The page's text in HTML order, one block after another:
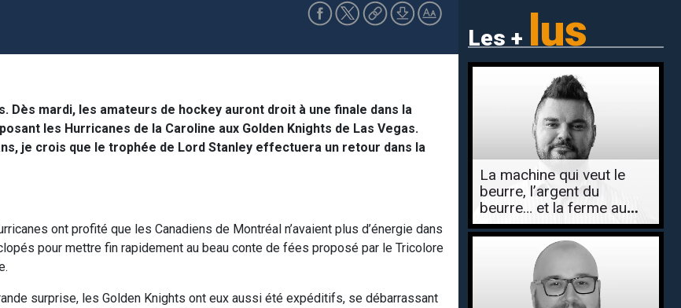
Les + lus
Dès mardi, les amateurs de hockey auront droit à une finale dans la
les Hurricanes de la Caroline aux Golden Knights de Las Vegas.
je crois que le trophée de Lord Stanley effectuera un retour dans la
ont profité que les Canadiens de Montréal n’avaient plus d’énergie dans
pour mettre fin rapidement au beau conte de fées proposé par le Tricolore
surprise, les Golden Knights ont eux aussi été expéditifs, se débarrassant
La machine qui veut le
beurre, l’argent du
beurre… et la ferme au
complet